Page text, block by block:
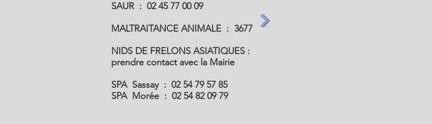
SAUR :​​ 02 45 77 00 09
MALTRAITANCE ANIMALE : 3677
NIDS DE FRELONS ASIATIQUES :
prendre contact avec la Mairie
SPA Sassay : 02 54 79 57 85
SPA Morée : 02 54 82 09 79